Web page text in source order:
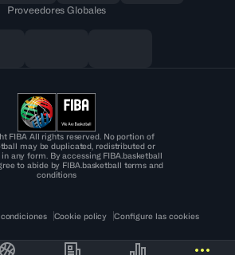
Proveedores Globales
FIBA All rights reserved. No portion of
may be duplicated, redistributed or
any form. By accessing FIBA.basketball
to abide by FIBA.basketball terms and
conditions
Cookie policy Configure las cookies